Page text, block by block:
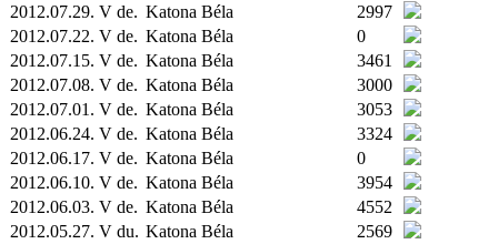
2012.07.29. V de. Katona Béla
2997
2012.07.22. V de. Katona Béla
0
2012.07.15. V de. Katona Béla
3461
2012.07.08. V de. Katona Béla
3000
2012.07.01. V de. Katona Béla
3053
2012.06.24. V de. Katona Béla
3324
2012.06.17. V de. Katona Béla
0
2012.06.10. V de. Katona Béla
3954
2012.06.03. V de. Katona Béla
4552
2012.05.27. V du. Katona Béla
2569